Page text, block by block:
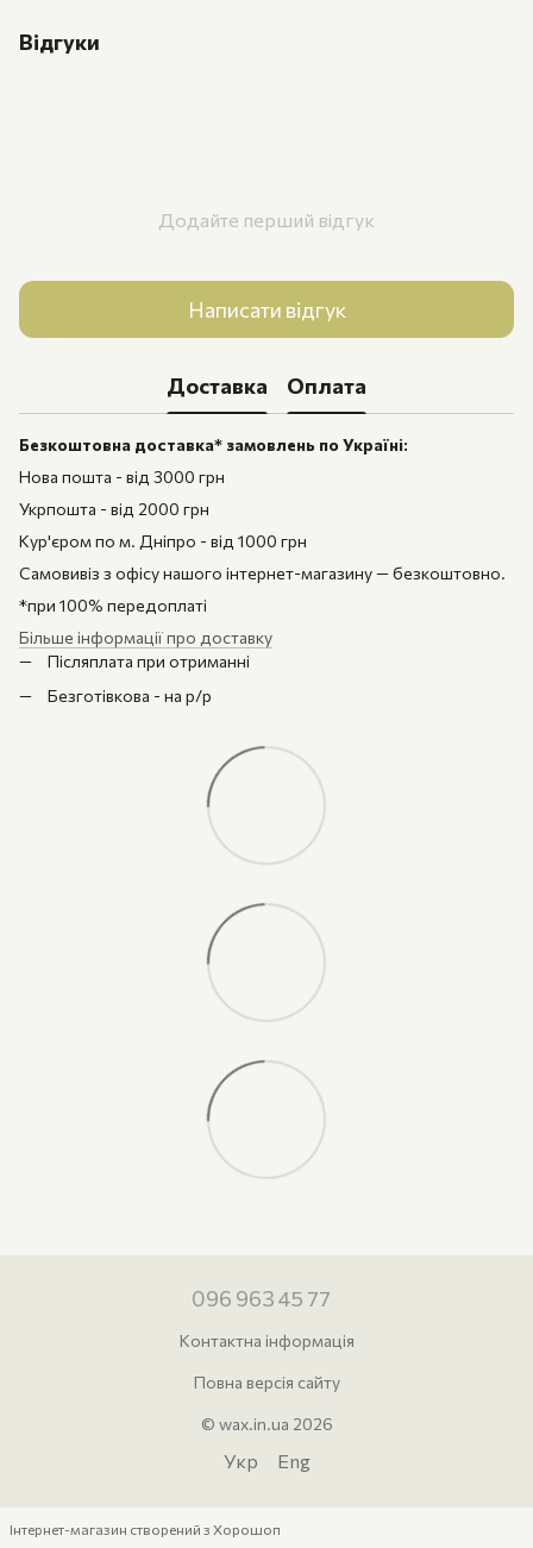
Відгуки
Додайте перший відгук
Написати відгук
Доставка Оплата
Безкоштовна доставка* замовлень по Україні:
Нова пошта - від 3000 грн
Укрпошта - від 2000 грн
Кур'єром по м. Дніпро - від 1000 грн
Самовивіз з офісу нашого інтернет-магазину — безкоштовно.
*при 100% передоплаті
Більше інформації про доставку
Післяплата при отриманні
Безготівкова - на р/р
096 963 45 77
Контактна інформація
Повна версія сайту
© wax.in.ua 2026
Укр Eng
Інтернет-магазин створений з Хорошоп